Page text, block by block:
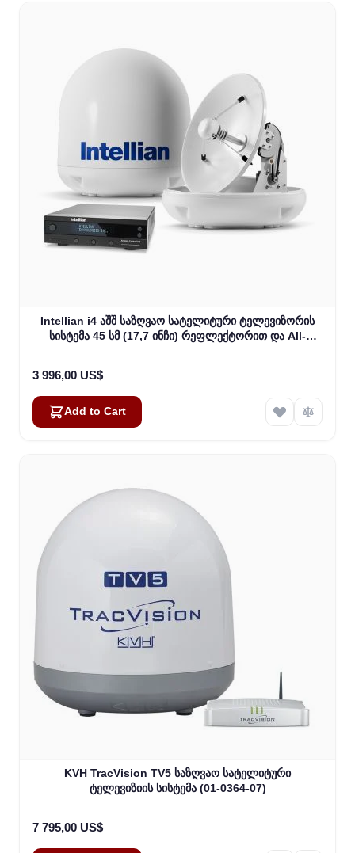
Intellian i4 აშშ საზღვაო სატელიტური ტელევიზორის
სისტემა 45 სმ (17,7 ინჩი) რეფლექტორით და All-
3 996,00 US$
Add to Cart
KVH TracVision TV5 საზღვაო სატელიტური
ტელევიზიის სისტემა (01-0364-07)
7 795,00 US$